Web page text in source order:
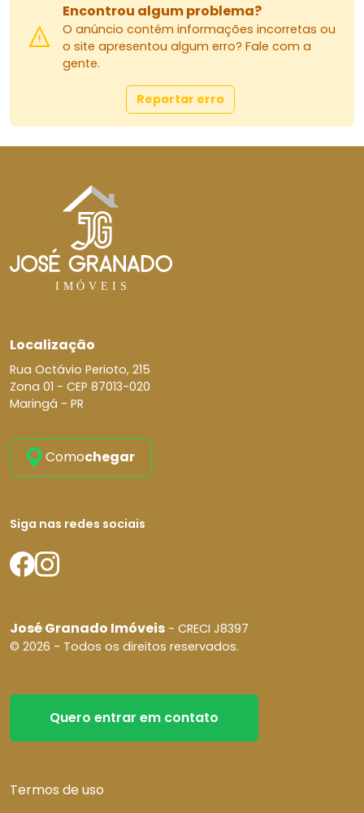
Encontrou algum problema?
O anúncio contém informações incorretas ou
o site apresentou algum erro? Fale com a
gente.
Reportar erro
Localização
Rua Octávio Perioto, 215
Zona 01 - CEP 87013-020
Maringá - PR
Comochegar
Siga nas redes sociais
José Granado Imóveis - CRECI J8397
© 2026 - Todos os direitos reservados.
Quero entrar em contato
Termos de uso